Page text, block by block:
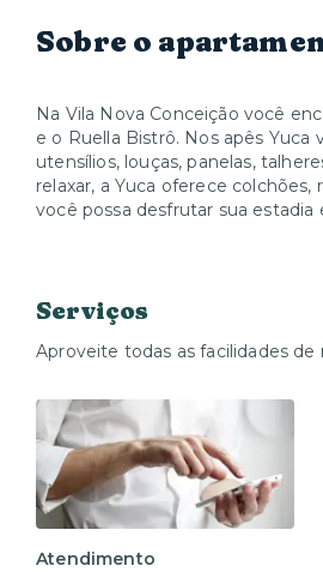
Sobre o
Na Vila Nova Conceição você
e o Ruella Bistrô. Nos apês
utensílios, louças, panelas,
relaxar, a Yuca oferece
você possa desfrutar sua estadia
Serviços
Aproveite todas as facilidades
Atendimento